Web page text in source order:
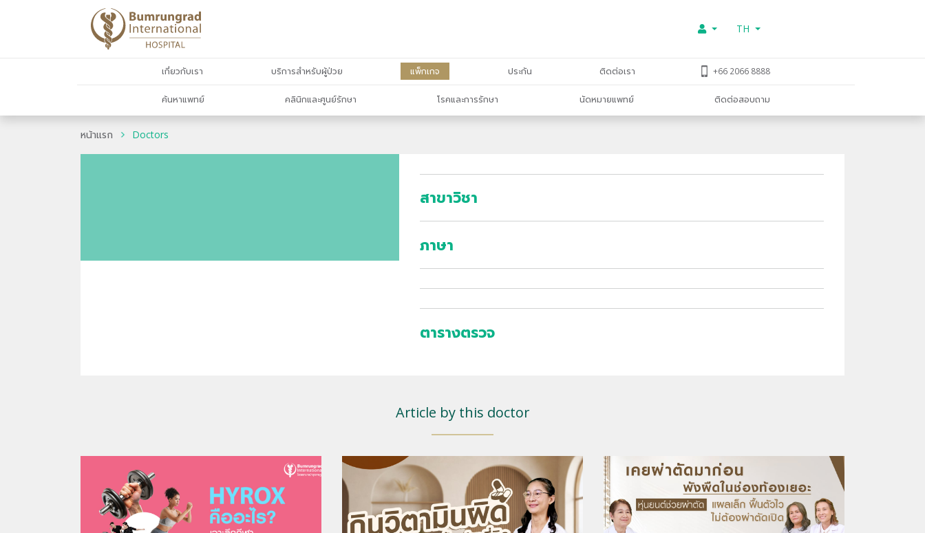
TH
เกี่ยวกับเรา บริการสำหรับผู้ป่วย แพ็กเกจ ประกัน ติดต่อเรา +66 2066 8888
ค้นหาแพทย์ คลินิกและศูนย์รักษา โรคและการรักษา นัดหมายแพทย์ ติดต่อสอบถาม
หน้าแรก Doctors
สาขาวิชา
ภาษา
ตารางตรวจ
Article by this doctor